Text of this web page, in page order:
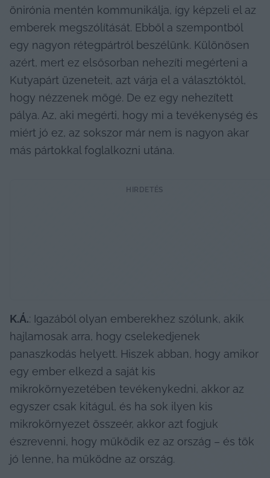
önirónia mentén kommunikálja, így képzeli el az
emberek megszólítását. Ebből a szempontból
egy nagyon rétegpártról beszélünk. Különösen
azért, mert ez elsősorban nehezíti megérteni a
Kutyapárt üzeneteit, azt várja el a választóktól,
hogy nézzenek mögé. De ez egy nehezített
pálya. Az, aki megérti, hogy mi a tevékenység és
miért jó ez, az sokszor már nem is nagyon akar
más pártokkal foglalkozni utána.
HIRDETÉS
K.Á.: Igazából olyan emberekhez szólunk, akik
hajlamosak arra, hogy cselekedjenek
panaszkodás helyett. Hiszek abban, hogy amikor
egy ember elkezd a saját kis
mikrokörnyezetében tevékenykedni, akkor az
egyszer csak kitágul, és ha sok ilyen kis
mikrokörnyezet összeér, akkor azt fogjuk
észrevenni, hogy működik ez az ország – és tök
jó lenne, ha működne az ország.